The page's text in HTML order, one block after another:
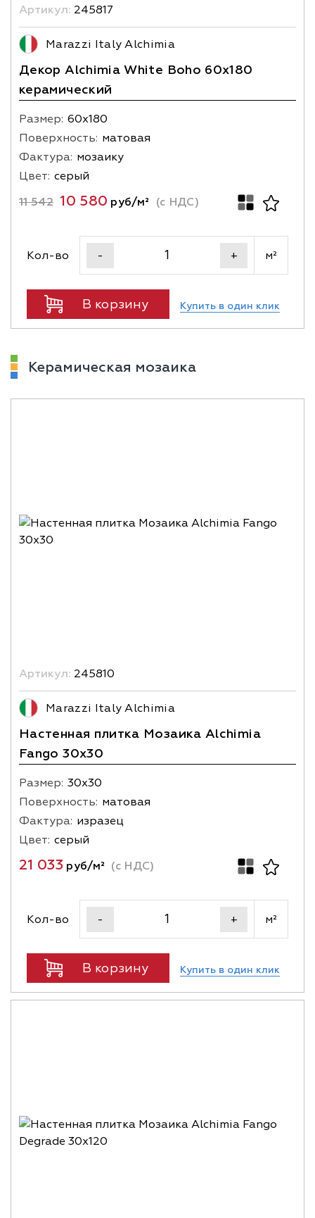
Артикул: 245817
Marazzi Italy Alchimia
Декор Alchimia White Boho 60x180
керамический
Размер: 60х180
Поверхность: матовая
Фактура: мозаику
Цвет: серый
11 542 10 580 руб/м² (с НДС)
Кол-во - + м²
В корзину Купить в один клик
Керамическая мозаика
Артикул: 245810
Marazzi Italy Alchimia
Настенная плитка Мозаика Alchimia
Fango 30x30
Размер: 30х30
Поверхность: матовая
Фактура: изразец
Цвет: серый
21 033руб/м² (с НДС)
Кол-во - + м²
В корзину Купить в один клик